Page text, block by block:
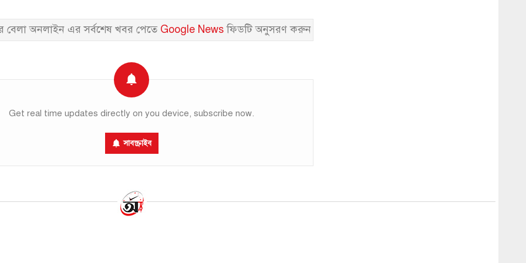
অনলাইন এর সর্বশেষ খবর পেতে Google Newsফিডটি অনুসরণ করুন
Get real time updates directly on you device, subscribe now.
সাবস্ক্রাইব